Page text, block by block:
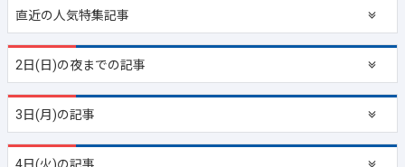
直近の人気特集記事
2日(日)の夜までの記事
3日(月)の記事
4日(火)の記事